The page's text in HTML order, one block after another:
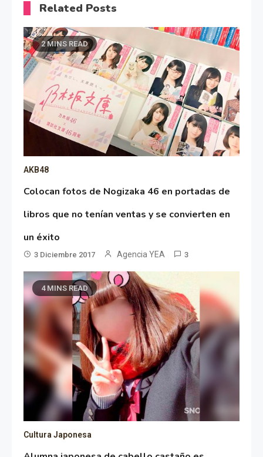
Related Posts
2 MINS READ
AKB48
Colocan fotos de Nogizaka 46 en portadas de
libros que no tenían ventas y se convierten en
un éxito
3 Diciembre 2017 Agencia YEA 3
4 MINS READ
Cultura Japonesa